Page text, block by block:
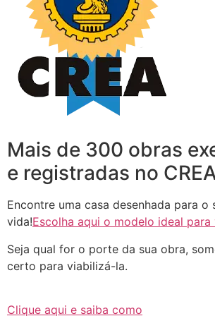
Mais de 300 obras
e registradas no
Encontre uma casa desenhada para o
vida!Escolha aqui o modelo ideal para
Seja qual for o porte da sua obra,
certo para viabilizá-la.
Clique aqui e saiba como